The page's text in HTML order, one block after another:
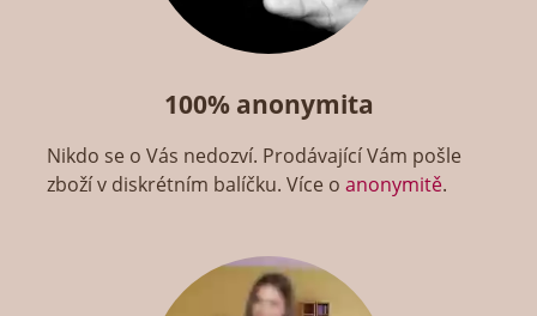
100% anonymita
Nikdo se o Vás nedozví. Prodávající Vám pošle
zboží v diskrétním balíčku. Více oanonymitě.